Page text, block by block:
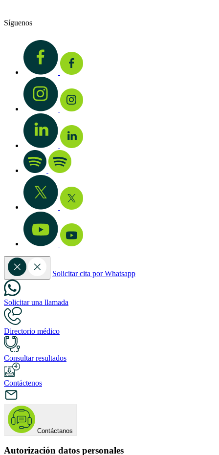
Síguenos
Solicitar cita por Whatsapp
Solicitar una llamada
Directorio médico
Consultar resultados
Contáctenos
Contáctanos
Autorización datos personales